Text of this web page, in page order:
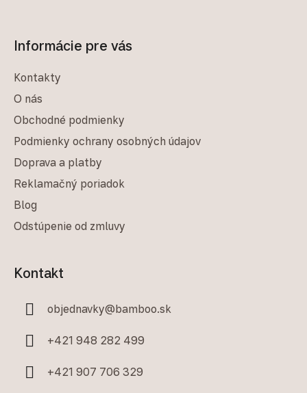
Informácie pre vás
Kontakty
O nás
Obchodné podmienky
Podmienky ochrany osobných údajov
Doprava a platby
Reklamačný poriadok
Blog
Odstúpenie od zmluvy
Kontakt
objednavky@bamboo.sk
+421 948 282 499
+421 907 706 329